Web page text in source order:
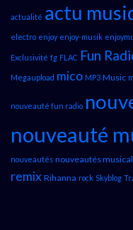
actualité actu
electro enjoy enjoy-musik
Exclusivité fg FLAC Fun
Megaupload mico MP3 Music
nouveauté fun radio
nouveauté
nouveautés nouveautés
remix Rihanna rock Skyblog